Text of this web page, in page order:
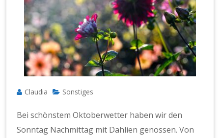
Claudia Sonstiges
Bei schönstem Oktoberwetter haben wir den
Sonntag Nachmittag mit Dahlien genossen. Von